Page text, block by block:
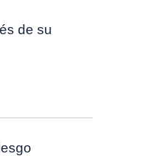
de su